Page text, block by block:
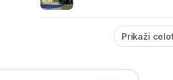
Prikaži